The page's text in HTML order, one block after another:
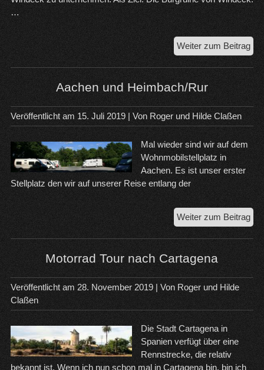
…
Weiter zum Beitrag
zur
Aachen und Heimbach/Rur
Veröffentlicht am 15. Juli 2019| Von Roger und Hilde Claßen
Mal wieder sind wir auf dem
Wohnmobilstellplatz in
Aachen. Es ist unser erster
Stellplatz den wir auf unserer Reise entlang der
Weiter zum Beitrag
und
Motorrad Tour nach Cartagena
Veröffentlicht am 28. November 2019| VonRoger und Hilde
Claßen
Die Stadt Cartagena in
Spanien verfügt über eine
Rennstrecke, die relativ
bekannt ist. Wenn ich nun schon mal in Cartagena bin, bin ich